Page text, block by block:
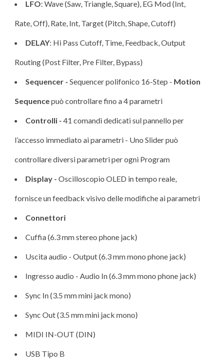
LFO: Wave (Saw, Triangle, Square), EG Mod (Int,
Rate, Off), Rate, Int, Target (Pitch, Shape, Cutoff)
DELAY: Hi Pass Cutoff, Time, Feedback, Output
Routing (Post Filter, Pre Filter, Bypass)
Sequencer - Sequencer polifonico 16-Step - Motion
Sequencepuò controllare fino a 4 parametri
Controlli - 41 comandi dedicati sul pannello per
l’accesso immediato ai parametri - Uno Slider può
controllare diversi parametri per ogni Program
Display - Oscilloscopio OLED in tempo reale,
fornisce un feedback visivo delle modifiche ai parametri
Connettori
Cuffia (6.3 mm stereo phone jack)
Uscita audio - Output (6.3 mm mono phone jack)
Ingresso audio - Audio In (6.3 mm mono phone jack)
Sync In (3.5 mm mini jack mono)
Sync Out (3.5 mm mini jack mono)
MIDI IN-OUT (DIN)
USB Tipo B